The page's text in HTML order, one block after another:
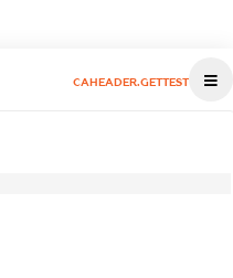
CAHEADER.GETTEST